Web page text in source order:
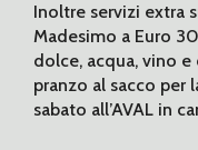
Inoltre servizi extra
Madesimo a Euro
dolce, acqua, vino e
pranzo al sacco per
sabato all’AVAL in